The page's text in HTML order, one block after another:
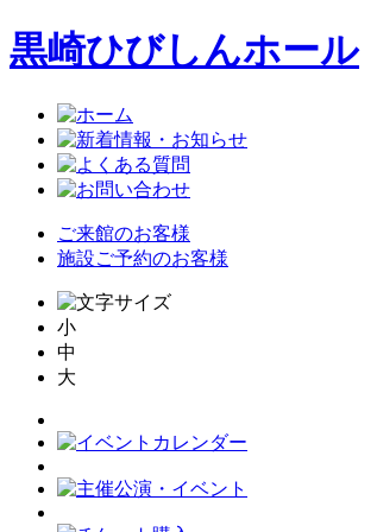
黒崎ひびしんホール
ご来館のお客様
施設ご予約のお客様
小
中
大